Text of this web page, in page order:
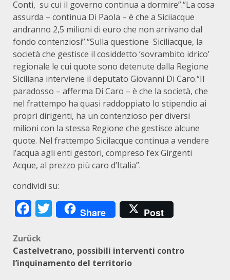
Conti, su cui il governo continua a dormire”.“La cosa
assurda – continua Di Paola – è che a Siciiacque
andranno 2,5 milioni di euro che non arrivano dal
fondo contenziosi”.“Sulla questione Siciliacque, la
società che gestisce il cosiddetto ‘sovrambito idrico’
regionale le cui quote sono detenute dalla Regione
Siciliana interviene il deputato Giovanni Di Caro.“Il
paradosso – afferma Di Caro – è che la società, che
nel frattempo ha quasi raddoppiato lo stipendio ai
propri dirigenti, ha un contenzioso per diversi
milioni con la stessa Regione che gestisce alcune
quote. Nel frattempo Sicilacque continua a vendere
l’acqua agli enti gestori, compreso l’ex Girgenti
Acque, al prezzo più caro d’Italia”.
condividi su:
Facebook
Twitter
Share Post
Beitragsnavigation
Zurück
Castelvetrano, possibili interventi contro
l’inquinamento del territorio